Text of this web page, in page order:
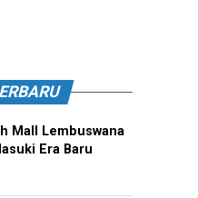
Mall Lembuswana
Era Baru